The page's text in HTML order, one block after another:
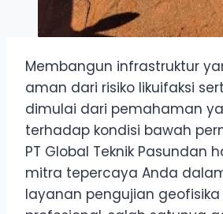
Membangun infrastruktur
aman dari risiko likuifaksi
dimulai dari pemahaman
terhadap kondisi bawah
PT Global Teknik Pasundan
mitra tepercaya Anda
layanan pengujian